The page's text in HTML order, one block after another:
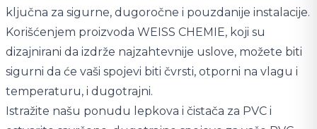
ključna za sigurne, dugoročne i pouzdanije instalacije.
Korišćenjem proizvoda WEISS CHEMIE, koji su
dizajnirani da izdrže najzahtevnije uslove, možete biti
sigurni da će vaši spojevi biti čvrsti, otporni na vlagu i
temperaturu, i dugotrajni.
Istražite našu ponudu lepkova i čistača za PVC i